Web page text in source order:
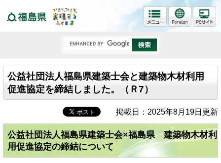
公益社団法人福島県建築士会と建築物木材利用
促進協定を締結しました。（Ｒ7）
掲載日：2025年8月19日更新
公益社団法人福島県建築士会×福島県 建築物木材利
用促進協定の締結について